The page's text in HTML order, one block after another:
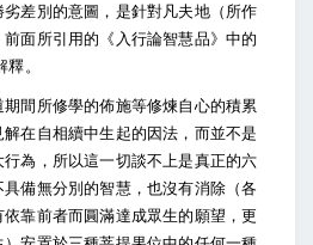
差別的意圖，是針對凡夫地（所作
面所引用的《入行論智慧品》中的
。
間所修學的佈施等修煉自心的積累
在自相續中生起的因法，而並不是
為，所以這一切談不上是真正的六
備無分別的智慧，也沒有消除（各
靠前者而圓滿達成眾生的願望，更